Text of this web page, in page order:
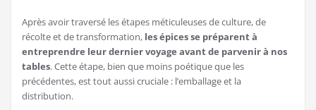
Après avoir traversé les étapes méticuleuses de culture, de
récolte et de transformation, les épices se préparent à
entreprendre leur dernier voyage avant de parvenir à nos
tables. Cette étape, bien que moins poétique que les
précédentes, est tout aussi cruciale : l’emballage et la
distribution.